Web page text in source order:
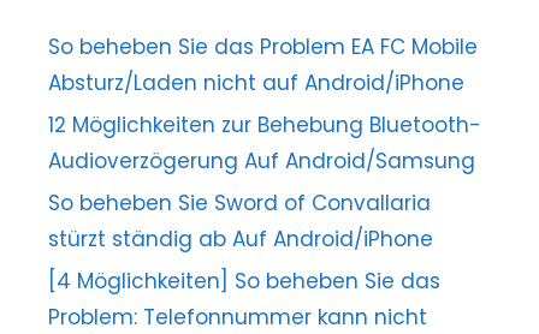
So beheben Sie das Problem EA FC Mobile
Absturz/Laden nicht auf Android/iPhone
12 Möglichkeiten zur Behebung Bluetooth-
Audioverzögerung Auf Android/Samsung
So beheben Sie Sword of Convallaria
stürzt ständig ab Auf Android/iPhone
[4 Möglichkeiten] So beheben Sie das
Problem: Telefonnummer kann nicht